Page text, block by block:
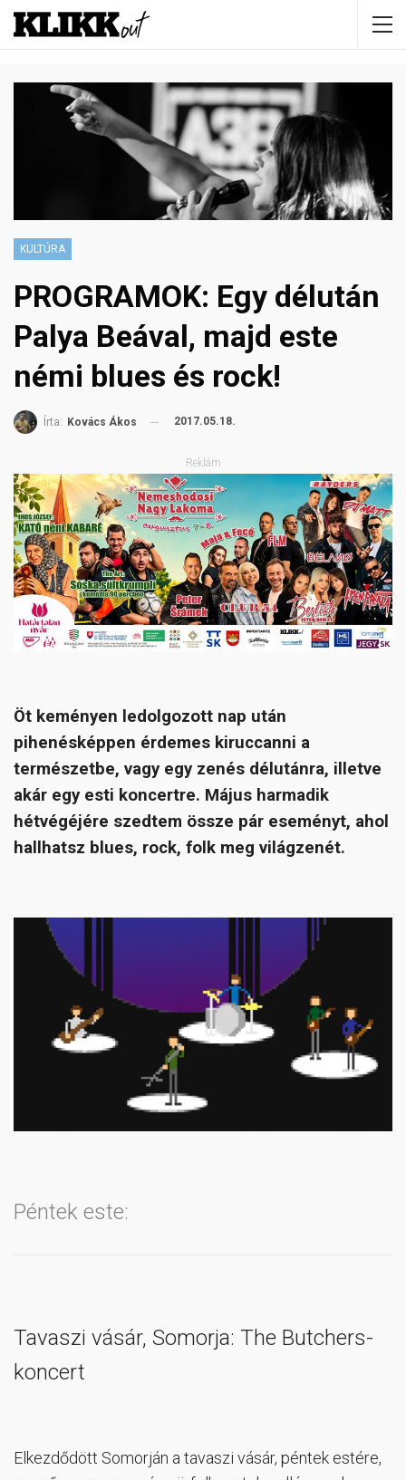
KULTÚRA
PROGRAMOK: Egy délután
Palya Beával, majd este
némi blues és rock!
Írta: Kovács Ákos 2017.05.18.
Reklám
Öt keményen ledolgozott nap után
pihenésképpen érdemes kiruccanni a
természetbe, vagy egy zenés délutánra, illetve
akár egy esti koncertre. Május harmadik
hétvégéjére szedtem össze pár eseményt, ahol
hallhatsz blues, rock, folk meg világzenét.
Péntek este:
Tavaszi vásár, Somorja: The Butchers-
koncert
Elkezdődött Somorján a tavaszi vásár, péntek estére,